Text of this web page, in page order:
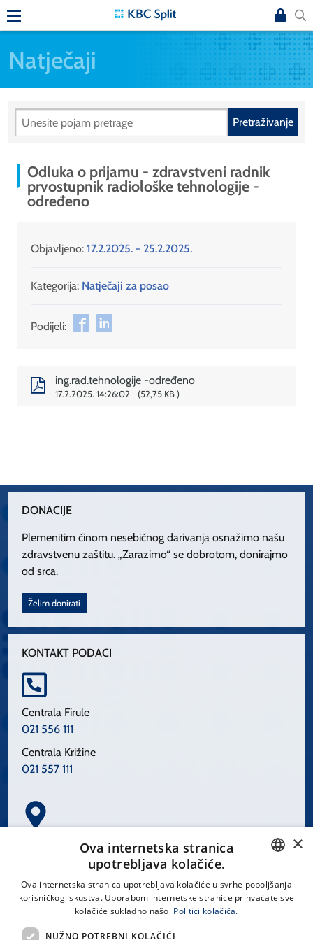
Natječaji
Pretraživanje
Odluka o prijamu - zdravstveni radnik
prvostupnik radiološke tehnologije -
određeno
Objavljeno: 17.2.2025. - 25.2.2025.
Kategorija: Natječaji za posao
Podijeli:
ing.rad.tehnologije -određeno
17.2.2025. 14:26:02 52,75 KB
DONACIJE
Plemenitim činom nesebičnog darivanja osnažimo našu
zdravstvenu zaštitu. „Zarazimo“ se dobrotom, donirajmo
od srca.
Želim donirati
KONTAKT PODACI
Centrala Firule
021 556 111
Centrala Križine
021 557 111
Spinčićeva 1, 21000 Split
CROATIAN
×
Ova internetska stranica
upotrebljava kolačiće.
Ova internetska stranica upotrebljava kolačiće u svrhe poboljšanja
korisničkog iskustva. Uporabom internetske stranice prihvaćate sve
kolačiće sukladno našoj Politici kolačića.
NUŽNO POTREBNI KOLAČIĆI